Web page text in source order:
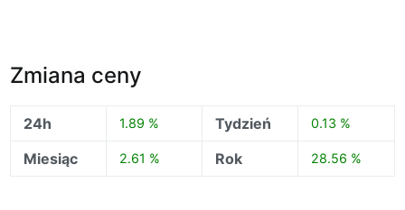
Zmiana ceny
24h 1.89 % Tydzień 0.13 %
Miesiąc 2.61 % Rok 28.56 %